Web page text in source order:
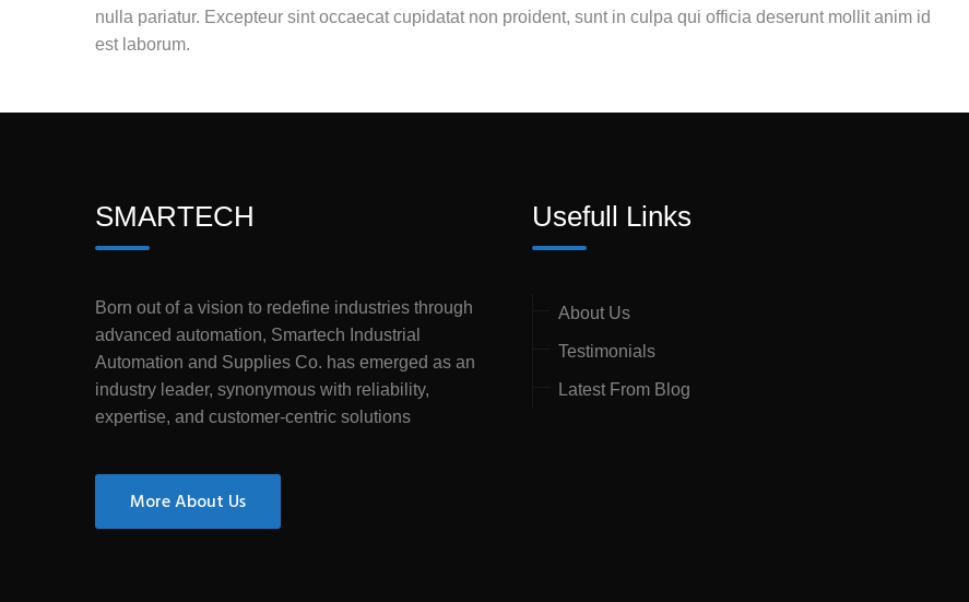
nulla pariatur. Excepteur sint occaecat cupidatat non proident, sunt in culpa qui officia deserunt mollit anim id
est laborum.
SMARTECH
Born out of a vision to redefine industries through
advanced automation, Smartech Industrial
Automation and Supplies Co. has emerged as an
industry leader, synonymous with reliability,
expertise, and customer-centric solutions
More About Us
Usefull Links
About Us
Testimonials
Latest From Blog